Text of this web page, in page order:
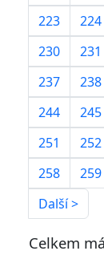
223
224
230
231
237
238
244
245
251
252
258
259
Další >
Celkem